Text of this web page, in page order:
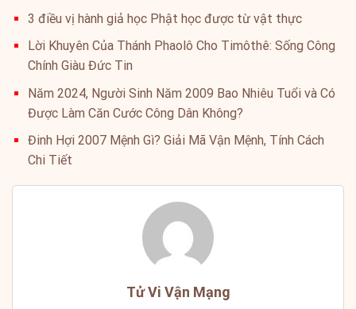
3 điều vị hành giả học Phật học được từ vật thực
Lời Khuyên Của Thánh Phaolô Cho Timôthê: Sống Công
Chính Giàu Đức Tin
Năm 2024, Người Sinh Năm 2009 Bao Nhiêu Tuổi và Có
Được Làm Căn Cước Công Dân Không?
Đinh Hợi 2007 Mệnh Gì? Giải Mã Vận Mệnh, Tính Cách
Chi Tiết
Tử Vi Vận Mạng